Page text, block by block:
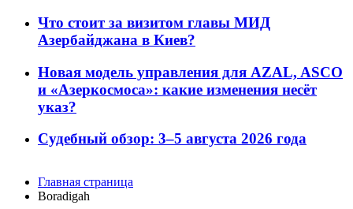
Что стоит за визитом главы МИД
Азербайджана в Киев?
Новая модель управления для AZAL, ASCO
и «Азеркосмоса»: какие изменения несёт
указ?
Судебный обзор: 3–5 августа 2026 года
Главная страница
Boradigah